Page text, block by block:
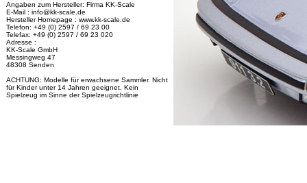
Angaben zum Hersteller: Firma KK-Scale
E-Mail : info@kk-scale.de
Hersteller Homepage : www.kk-scale.de
Telefon: +49 (0) 2597 / 69 23 00
Telefax: +49 (0) 2597 / 69 23 020
Adresse :
KK-Scale GmbH
Messingweg 47
48308 Senden
ACHTUNG: Modelle für erwachsene Sammler. Nicht
für Kinder unter 14 Jahren geeignet. Kein
Spielzeug im Sinne der Spielzeugrichtlinie